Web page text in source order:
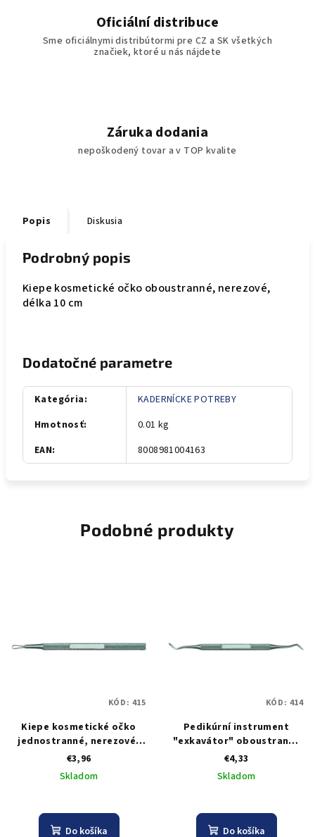
Oficiální distribuce
Sme oficiálnymi distribútormi pre CZ a SK všetkých
značiek, ktoré u nás nájdete
Záruka dodania
nepoškodený tovar a v TOP kvalite
Popis Diskusia
Podrobný popis
Kiepe kosmetické očko oboustranné, nerezové,
délka 10 cm
Dodatočné parametre
Kategória:
KADERNÍCKE POTREBY
Hmotnosť:
0.01 kg
EAN: 8008981004163
Podobné produkty
Kiepe kosmetické očko
jednostranné, nerezové,
délka 11 cm
€3,96
Skladom
Do košíka
KÓD: 415
Pedikúrní instrument
"exkavátor" oboustranný
Kiepe, délka 13 cm
€4,33
Skladom
Do košíka
KÓD: 414